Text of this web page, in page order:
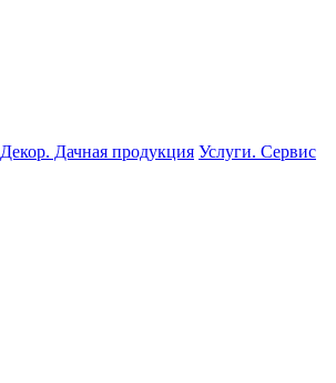
Декор. Дачная продукция Услуги. Сервис